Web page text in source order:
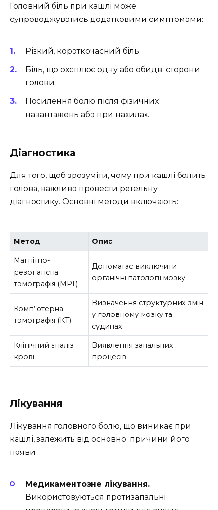
Головний біль при кашлі може
супроводжуватись додатковими симптомами:
Різкий, короткочасний біль.
Біль, що охоплює одну або обидві сторони
голови.
Посилення болю після фізичних
навантажень або при нахилах.
Діагностика
Для того, щоб зрозуміти, чому при кашлі болить
голова, важливо провести ретельну
діагностику. Основні методи включають:
Метод Опис
Магнітно-
резонансна
томографія (МРТ)
Допомагає виключити
органічні патології мозку.
Комп’ютерна
томографія (КТ)
Визначення структурних змін
у головному мозку та
судинах.
Клінічний аналіз
крові
Виявлення запальних
процесів.
Лікування
Лікування головного болю, що виникає при
кашлі, залежить від основної причини його
появи:
Медикаментозне лікування.
Використовуються протизапальні